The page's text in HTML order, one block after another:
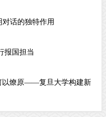
话的独特作用
报国担当
以燎原——复旦大学构建新